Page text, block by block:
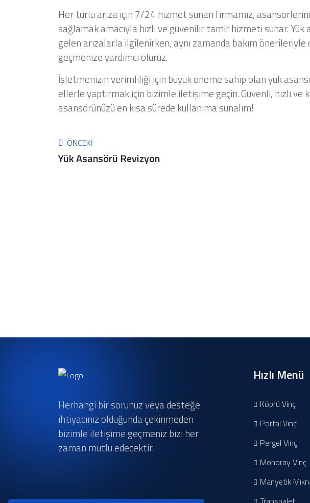
Her türlü arıza için 7/24 hizmet sunan firmamız,
sağlamak amacıyla hızlı ve güvenilir tamir hizmeti sunar.
gelen arızalarla ilgilenirken, aynı zamanda bakım önerileriyle
geçmenize yardımcı oluruz.
İşletmenizin verimliliği için büyük öneme sahip olan yük
ellerle yaptırmak için bizimle iletişime geçin. Güvenli, hızlı
asansörünüzü en kısa sürede kullanıma sunalım!
ÖNCEKI
Yük Asansörü Revizyon
Herhangi bir sorunuz veya desteğe
ihtiyacınız olduğunda çekinmeden
bizimle iletişime geçmeniz bizi her
zaman mutlu edecektir.
Hızlı Menü
Köprü Vinç
Portal Vinç
Pergel Vinç
Monoray Vinç
Manyetik